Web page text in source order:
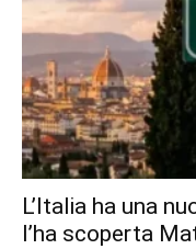
L’Italia ha una
l’ha scoperta